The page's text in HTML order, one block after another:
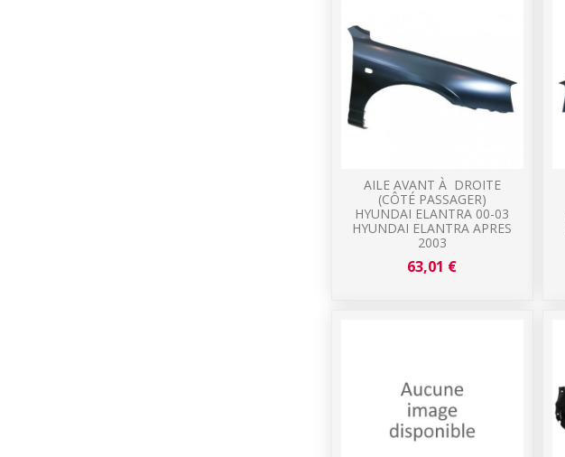
AILE AVANT À DROITE
(CÔTÉ PASSAGER)
HYUNDAI ELANTRA 00-03
HYUNDAI ELANTRA APRES
2003
63,01 €